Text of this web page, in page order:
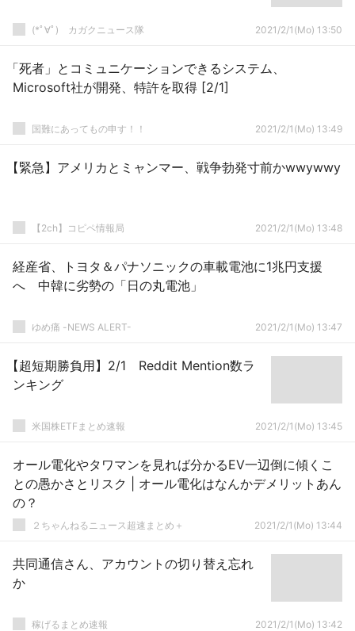
(*ﾟ∀ﾟ)ゞカガクニュース隊 2021/2/1(Mo) 13:50
「死者」とコミュニケーションできるシステム、
Microsoft社が開発、特許を取得 [2/1]
国難にあってもの申す！！ 2021/2/1(Mo) 13:49
【緊急】アメリカとミャンマー、戦争勃発寸前かwwywwy
【2ch】コピペ情報局 2021/2/1(Mo) 13:48
経産省、トヨタ＆パナソニックの車載電池に1兆円支援
へ 中韓に劣勢の「日の丸電池」
ゆめ痛 -NEWS ALERT- 2021/2/1(Mo) 13:47
【超短期勝負用】2/1 Reddit Mention数ラ
ンキング
米国株ETFまとめ速報 2021/2/1(Mo) 13:45
オール電化やタワマンを見れば分かるEV一辺倒に傾くこ
との愚かさとリスク | オール電化はなんかデメリットあん
の？
２ちゃんねるニュース超速まとめ＋ 2021/2/1(Mo) 13:44
共同通信さん、アカウントの切り替え忘れ
か
稼げるまとめ速報 2021/2/1(Mo) 13:42